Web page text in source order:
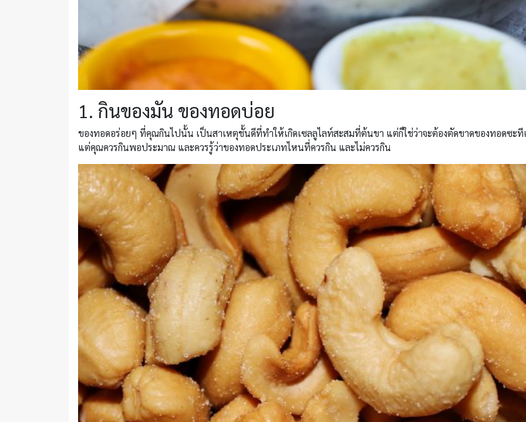
1. กินของมัน ของทอดบ่อย
ของทอดอร่อยๆ ที่คุณกินไปนั้น เป็นสาเหตุชั้นดีที่ทำให้เกิดเซลลูไลท์สะสมที่ต้นขา แต่ก็ใช่ว่าจะต้องตัดขาดของทอดซะที
แต่คุณควรกินพอประมาณ และควรรู้ว่าของทอดประเภทไหนที่ควรกิน และไม่ควรกิน